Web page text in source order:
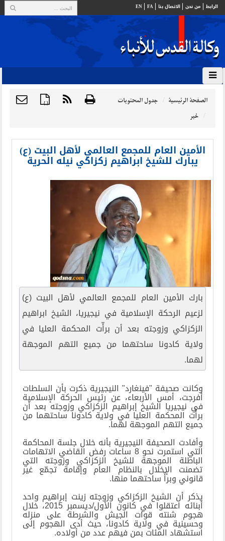
الرابط من نحن الاتصال بنا FA
EN
{ } الصفحة الرئيسية
جدول المحتويات
خبر
الأمين العام للمجمع العالمي لأهل البيت (ع)
يبارك للشيخ ابراهيم زكزاكي نيله الحرية
بارك الأمين العام للمجمع العالمي لأهل البيت (ع)
لزعيم الرحكة الإسلامية في نيجيريا، الشيخ ابراهيم
الزكزاكي وزوجته بعد أن برأّت المحكمة العليا في
ولاية كادونا ساحتهما من جميع التهم الموجهة
لهما.
وكانت صحيفة "فينغارد" النيجيرية ذكرت بأن السلطات
أفرجت، أمس الأربعاء، عن رئيس الحركة الإسلامية
في نيجيريا الشيخ إبراهيم الزكزاكي وزوجته بعد أن
برأّت المحكمة العليا في ولاية كادونا ساحتهما من
جميع التهم الموجهة لهما.
وأفادت الصحيفة النيجيرية بأنه خلال جلسة المحاكمة
التي استمرت نحو 8 ساعات رفض القاضي الاتهامات
الباطلة الموجهة للشيخ الزكزاكي وزوجته التي
تضمنت الإخلال بالنظام العام وإقامة تجمّع غير
قانوني وبرأّ ساحتهما منها.
يذكر أن الشيخ الزكزاكي وزوجته زينت إبراهيم واحد
أبنائه اعتقلوا في كانون الأول/ديسمبر 2015، خلال
هجوم شنته قوات الجيش والشرطة على منزله
وحسينية في ولاية كادونا، حيث أدى الهجوم إلى
استشهاد المئات بمن فيهم عدد من أولاده.